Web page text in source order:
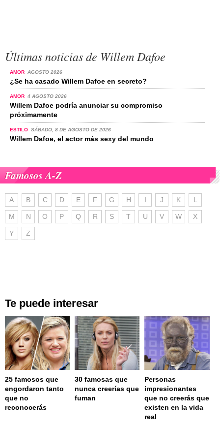
Últimas noticias de Willem Dafoe
AMOR AGOSTO 2026
¿Se ha casado Willem Dafoe en secreto?
AMOR 4 AGOSTO 2026
Willem Dafoe podría anunciar su compromiso
próximamente
ESTILO SÁBADO, 8 DE AGOSTO DE 2026
Willem Dafoe, el actor más sexy del mundo
Famosos A-Z
A B C D E F G H I J K L
M N O P Q R S T U V W X
Y Z
Te puede interesar
25 famosos que
engordaron tanto
que no
reconocerás
30 famosas que
nunca creerías que
fuman
Personas
impresionantes
que no creerás que
existen en la vida
real